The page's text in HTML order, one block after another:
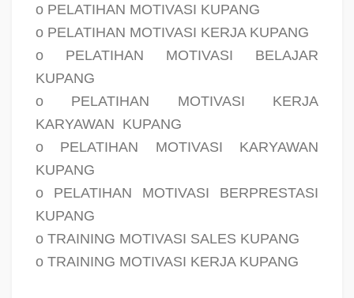
o PELATIHAN MOTIVASI KUPANG
o PELATIHAN MOTIVASI KERJA KUPANG
o PELATIHAN MOTIVASI BELAJAR
KUPANG
o PELATIHAN MOTIVASI KERJA
KARYAWAN KUPANG
o PELATIHAN MOTIVASI KARYAWAN
KUPANG
o PELATIHAN MOTIVASI BERPRESTASI
KUPANG
o TRAINING MOTIVASI SALES KUPANG
o TRAINING MOTIVASI KERJA KUPANG